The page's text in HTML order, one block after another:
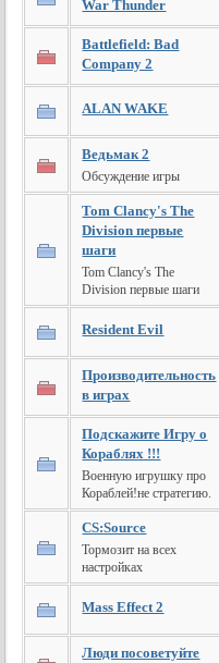
War Thunder
Battlefield: Bad
Company 2
ALAN WAKE
Ведьмак 2
Обсуждение игры
Tom Clancy's The
Division первые
шаги
Tom Clancy's The
Division первые шаги
Resident Evil
Производительность
в играх
Подскажите Игру о
Кораблях !!!
Военную игрушку про
Кораблей!не стратегию.
CS:Source
Тормозит на всех
настройках
Mass Effect 2
Люди посоветуйте